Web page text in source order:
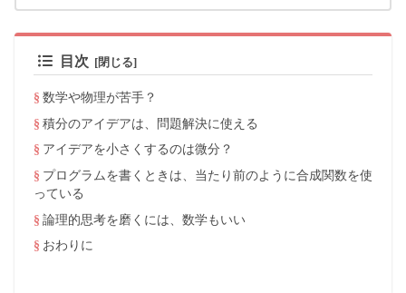
目次
数学や物理が苦手？
積分のアイデアは、問題解決に使える
アイデアを小さくするのは微分？
プログラムを書くときは、当たり前のように合成関数を使
っている
論理的思考を磨くには、数学もいい
おわりに